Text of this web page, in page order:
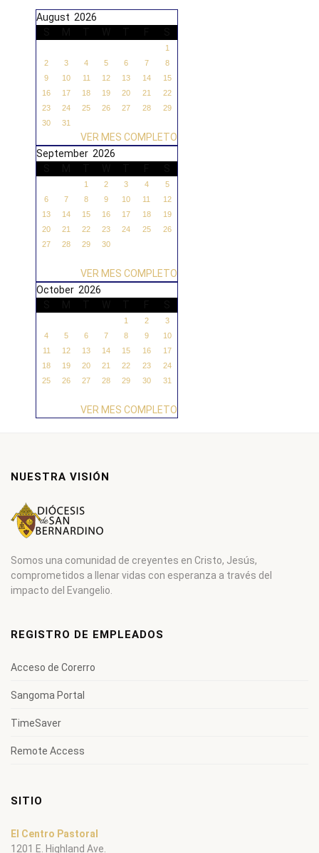
August 2026
1
2
3 4 5 6 7
8
9
10 11 12 13 14
15
16
17 18 19 20 21
22
23
24 25 26 27 28
29
30
31
VER MES COMPLETO
September 2026
1 2 3 4
5
6
7 8 9 10 11
12
13
14 15 16 17 18
19
20
21 22 23 24 25
26
27
28 29 30
VER MES COMPLETO
October 2026
1 2
3
4
5 6 7 8 9
10
11
12 13 14 15 16
17
18
19 20 21 22 23
24
25
26 27 28 29 30 31
VER MES COMPLETO
NUESTRA VISIÓN
Somos una comunidad de creyentes en Cristo, Jesús,
comprometidos a llenar vidas con esperanza a través del
impacto del Evangelio.
REGISTRO DE EMPLEADOS
Acceso de Corerro
Sangoma Portal
TimeSaver
Remote Access
SITIO
El Centro Pastoral
1201 E. Highland Ave.